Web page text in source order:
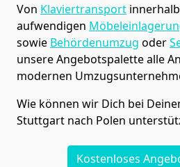
Von Klaviertransport innerhalb
aufwendigen
sowie Behördenumzug oder
unsere Angebotspalette alle
modernen
Wie können wir Dich bei
Stuttgart nach Polen
Kostenloses